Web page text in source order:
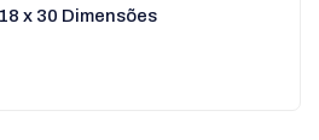
18 x 30 Dimensões